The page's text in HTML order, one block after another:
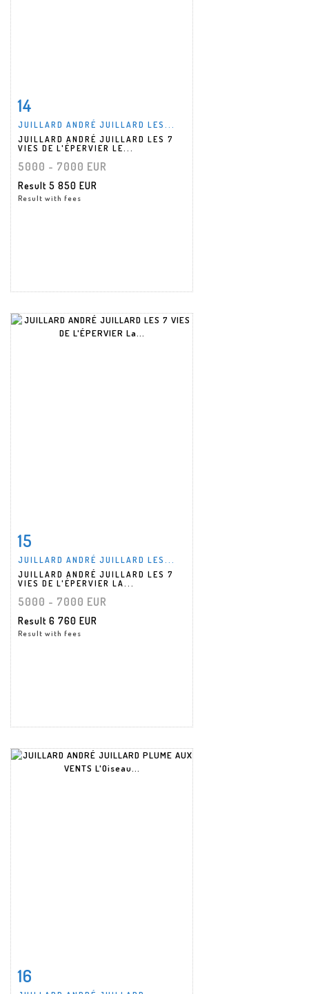
14
JUILLARD ANDRÉ JUILLARD LES...
JUILLARD ANDRÉ JUILLARD LES 7
VIES DE L'ÉPERVIER LE...
5000 - 7000 EUR
Result 5 850 EUR
Result with fees
15
JUILLARD ANDRÉ JUILLARD LES...
JUILLARD ANDRÉ JUILLARD LES 7
VIES DE L'ÉPERVIER LA...
5000 - 7000 EUR
Result 6 760 EUR
Result with fees
16